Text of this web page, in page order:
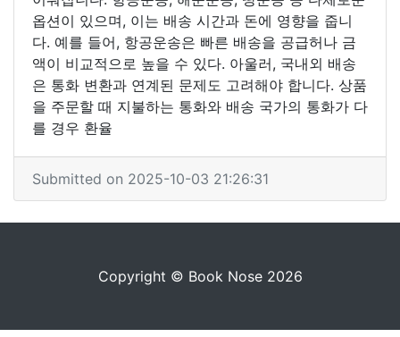
옵션이 있으며, 이는 배송 시간과 돈에 영향을 줍니
다. 예를 들어, 항공운송은 빠른 배송을 공급허나 금
액이 비교적으로 높을 수 있다. 아울러, 국내외 배송
은 통화 변환과 연계된 문제도 고려해야 합니다. 상품
을 주문할 때 지불하는 통화와 배송 국가의 통화가 다
를 경우 환율
Submitted on 2025-10-03 21:26:31
Copyright © Book Nose 2026